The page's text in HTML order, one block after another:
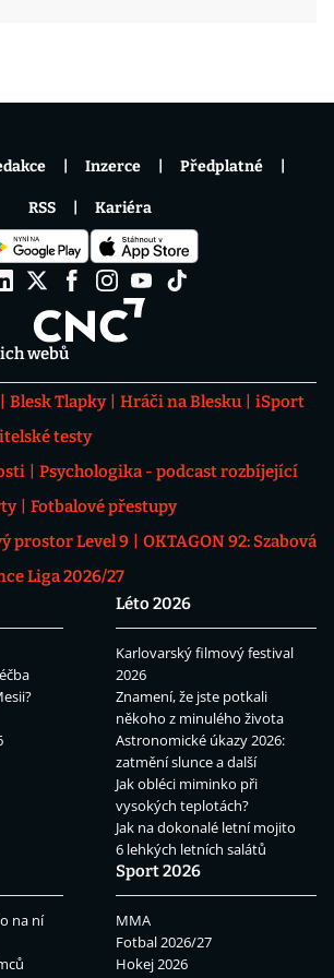
webů
Blesk Tlapky Hráči na Blesku
iSport
testy
Psychologika - podcast rozbíjející
Fotbalové přestupy
prostor Level 9
OKTAGON 92: Szabová
Liga 2026/27
Léto 2026
Karlovarský filmový festival
2026
Znamení, že jste potkali
někoho z minulého života
Astronomické úkazy 2026:
zatmění slunce a další
Jak obléci miminko při
vysokých teplotách?
Jak na dokonalé letní mojito
6 lehkých letních salátů
na ní
Sport 2026
MMA
Fotbal 2026/27
Hokej 2026
Inzerce Předplatné
RSS Kariéra